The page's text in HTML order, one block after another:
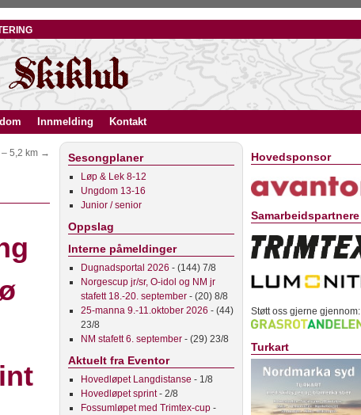
Innmelding Kontakt
5,2 km → Sesongplaner
Løp & Lek 8-12
Ungdom 13-16
Junior / senior
Oppslag
Interne påmeldinger
Dugnadsportal 2026 - (144) 7/8
Norgescup jr/sr, O-idol og NM jr
stafett 18.-20. september- (20) 8/8
25-manna 9.-11.oktober 2026 - (44)
23/8
NM stafett 6. september- (29) 23/8
Aktuelt fra Eventor
Hovedløpet Langdistanse - 1/8
Hovedløpet sprint- 2/8
Fossumløpet med Trimtex-cup-
Hovedsponsor
Samarbeidspartnere
Støtt oss gjerne gjennom:
Turkart